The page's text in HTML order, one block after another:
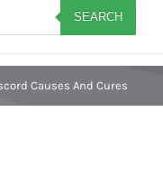
SEARCH
Causes And Cures